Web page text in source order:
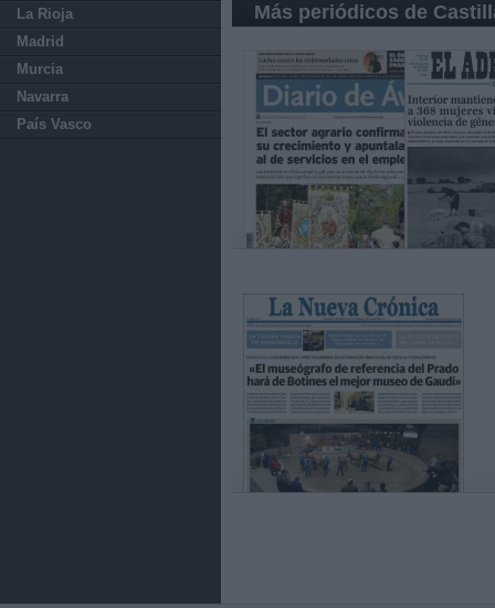
La Rioja
Madrid
Murcia
Navarra
País Vasco
Más periódicos de